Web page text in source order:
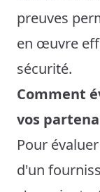
preuves
en œuvre
sécurité.
Comment
vos
Pour
d'un